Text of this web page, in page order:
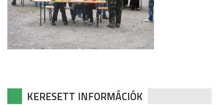
KERESETT INFORMÁCIÓK